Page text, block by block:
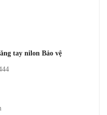
tay nilon Bảo vệ